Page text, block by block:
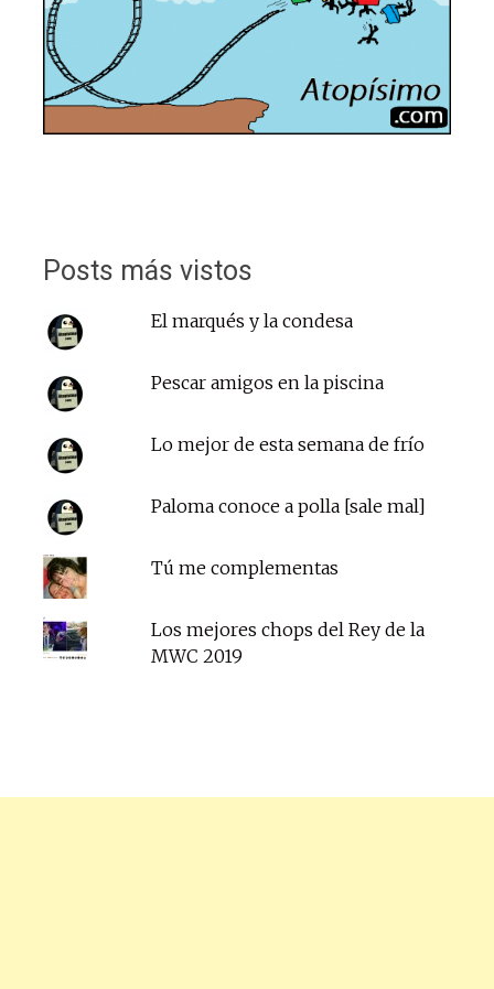
Posts más vistos
El marqués y la condesa
Pescar amigos en la piscina
Lo mejor de esta semana de frío
Paloma conoce a polla [sale mal]
Tú me complementas
Los mejores chops del Rey de la
MWC 2019